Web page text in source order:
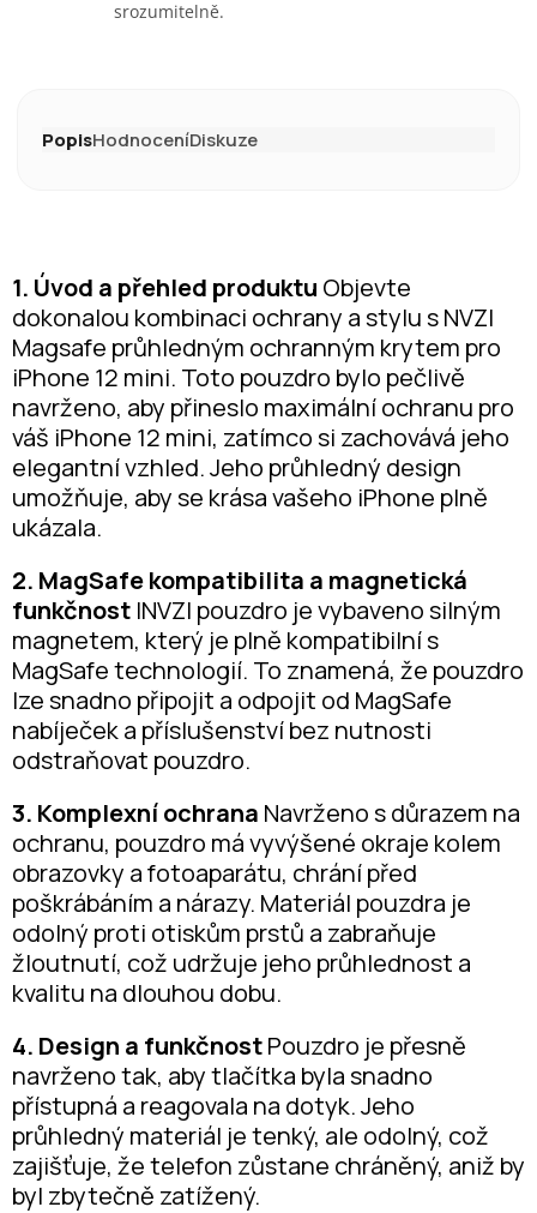
srozumitelně.
PopisHodnoceníDiskuze
1. Úvod a přehled produktu Objevte
dokonalou kombinaci ochrany a stylu s NVZI
Magsafe průhledným ochranným krytem pro
iPhone 12 mini. Toto pouzdro bylo pečlivě
navrženo, aby přineslo maximální ochranu pro
váš iPhone 12 mini, zatímco si zachovává jeho
elegantní vzhled. Jeho průhledný design
umožňuje, aby se krása vašeho iPhone plně
ukázala.
2. MagSafe kompatibilita a magnetická
funkčnost INVZI pouzdro je vybaveno silným
magnetem, který je plně kompatibilní s
MagSafe technologií. To znamená, že pouzdro
lze snadno připojit a odpojit od MagSafe
nabíječek a příslušenství bez nutnosti
odstraňovat pouzdro.
3. Komplexní ochrana Navrženo s důrazem na
ochranu, pouzdro má vyvýšené okraje kolem
obrazovky a fotoaparátu, chrání před
poškrábáním a nárazy. Materiál pouzdra je
odolný proti otiskům prstů a zabraňuje
žloutnutí, což udržuje jeho průhlednost a
kvalitu na dlouhou dobu.
4. Design a funkčnostPouzdro je přesně
navrženo tak, aby tlačítka byla snadno
přístupná a reagovala na dotyk. Jeho
průhledný materiál je tenký, ale odolný, což
zajišťuje, že telefon zůstane chráněný, aniž by
byl zbytečně zatížený.